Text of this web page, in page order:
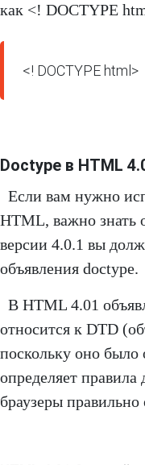
как <! DOCTYPE
<! DOCTYPE html>
Doctype в HTML
Если вам нужно
HTML, важно знать
версии 4.0.1 вы
объявления doctype.
В HTML 4.01
относится к DTD
поскольку оно
определяет правила
браузеры